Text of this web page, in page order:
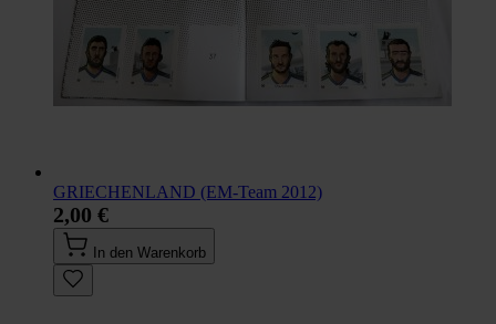
GRIECHENLAND (EM-Team 2012)
2,00 €
In den Warenkorb